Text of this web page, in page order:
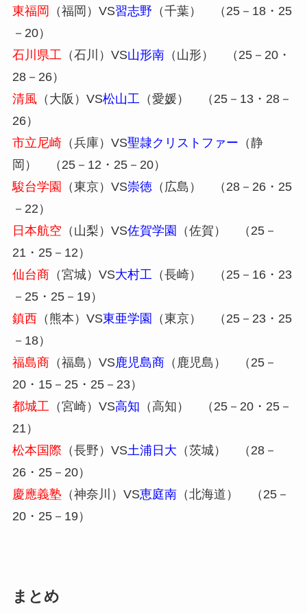
東福岡 （福岡）VS習志野 （千葉） （25－18・25
－20）
石川県工 （石川）VS山形南（山形） （25－20・
28－26）
清風（大阪）VS松山工 （愛媛） （25－13・28－
26）
市立尼崎（兵庫）VS聖隷クリストファー （静
岡） （25－12・25－20）
駿台学園
（東京）VS崇徳（広島） （28－26・25
－22）
日本航空 （山梨）VS佐賀学園
（佐賀） （25－
21・25－12）
仙台商（宮城）VS大村工 （長崎） （25－16・23
－25・25－19）
鎮西（熊本）VS東亜学園
（東京） （25－23・25
－18）
福島商（福島）VS鹿児島商（鹿児島） （25－
20・15－25・25－23）
都城工 （宮崎）VS高知 （高知） （25－20・25－
21）
松本国際 （長野）VS土浦日大 （茨城） （28－
26・25－20）
慶應義塾 （神奈川）VS恵庭南（北海道） （25－
20・25－19）
まとめ